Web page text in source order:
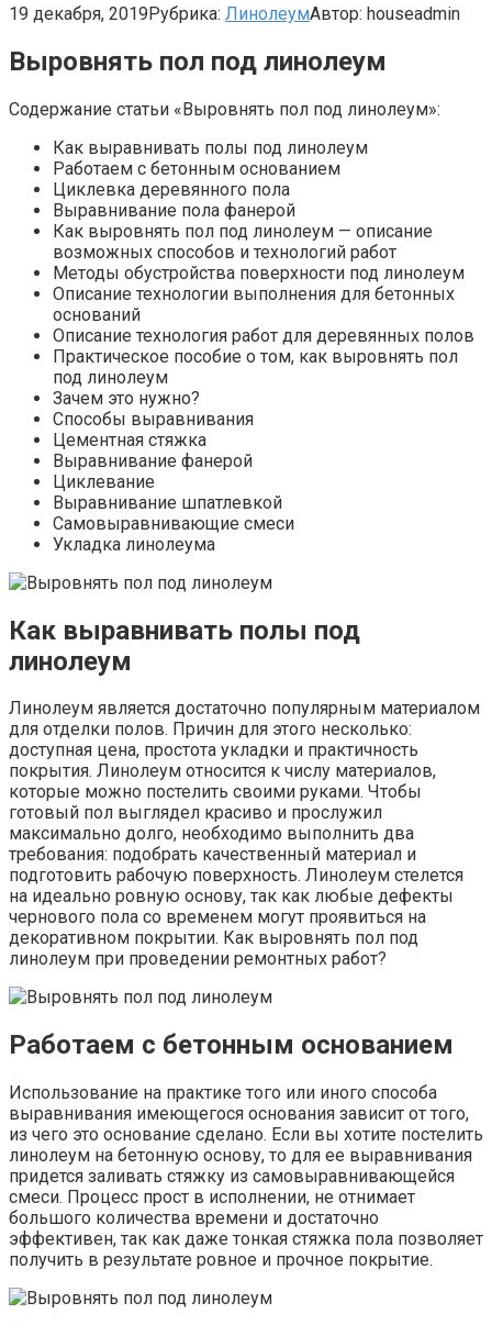
19 декабря, 2019Рубрика: ЛинолеумАвтор: houseadmin
Выровнять пол под линолеум
Содержание статьи «Выровнять пол под линолеум»:
Как выравнивать полы под линолеум
Работаем с бетонным основанием
Циклевка деревянного пола
Выравнивание пола фанерой
Как выровнять пол под линолеум — описание
возможных способов и технологий работ
Методы обустройства поверхности под линолеум
Описание технологии выполнения для бетонных
оснований
Описание технология работ для деревянных полов
Практическое пособие о том, как выровнять пол
под линолеум
Зачем это нужно?
Способы выравнивания
Цементная стяжка
Выравнивание фанерой
Циклевание
Выравнивание шпатлевкой
Самовыравнивающие смеси
Укладка линолеума
Как выравнивать полы под
линолеум
Линолеум является достаточно популярным материалом
для отделки полов. Причин для этого несколько:
доступная цена, простота укладки и практичность
покрытия. Линолеум относится к числу материалов,
которые можно постелить своими руками. Чтобы
готовый пол выглядел красиво и прослужил
максимально долго, необходимо выполнить два
требования: подобрать качественный материал и
подготовить рабочую поверхность. Линолеум стелется
на идеально ровную основу, так как любые дефекты
чернового пола со временем могут проявиться на
декоративном покрытии. Как выровнять пол под
линолеум при проведении ремонтных работ?
Работаем с бетонным основанием
Использование на практике того или иного способа
выравнивания имеющегося основания зависит от того,
из чего это основание сделано. Если вы хотите постелить
линолеум на бетонную основу, то для ее выравнивания
придется заливать стяжку из самовыравнивающейся
смеси. Процесс прост в исполнении, не отнимает
большого количества времени и достаточно
эффективен, так как даже тонкая стяжка пола позволяет
получить в результате ровное и прочное покрытие.